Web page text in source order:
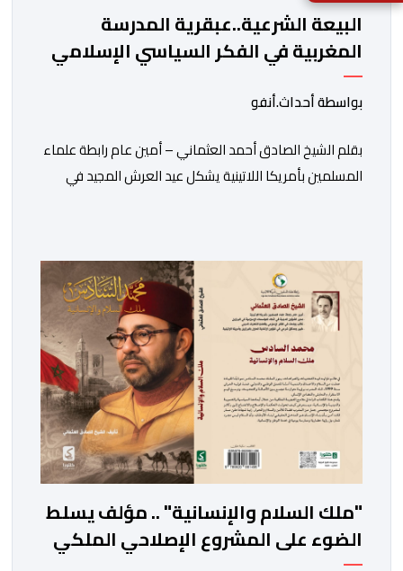
البيعة الشرعية..عبقرية المدرسة
المغربية في الفكر السياسي الإسلامي
بواسطة أحداث.أنفو
بقلم الشيخ الصادق أحمد العثماني – أمين عام رابطة علماء
المسلمين بأمريكا اللاتينية يشكل عيد العرش المجيد في
معاني الوفاء والالتحام بين العرش والشعب، ويُستحضر من
خلالها واحد من أعرق النظم السياسية في العالم الإسلامي،
وهو نظام البيعة […]
"ملك السلام والإنسانية" .. مؤلف يسلط
الضوء على المشروع الإصلاحي الملكي